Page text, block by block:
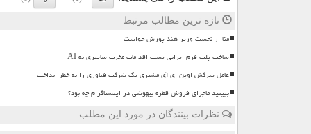
تازه ترین مطالب مرتبط
متا از نخست وزیر هند پوزش خواست
ساخت پلت فرم ایرانی تست اقدامات مخرب سایبری به AI
عامل سرکش اوپن ای آی مشتری یک شرکت فناوری را به خطر انداخت
ببینید ماجرای فروش قطره بیهوشی در اینستاگرام چه بود؟
نظرات بینندگان در مورد این مطلب